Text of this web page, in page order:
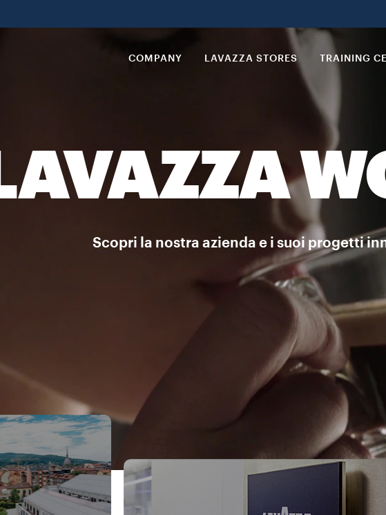
COMPANY LAVAZZA STORES TRAINING
LAVAZZA
Scopri la nostra azienda e i suoi progetti